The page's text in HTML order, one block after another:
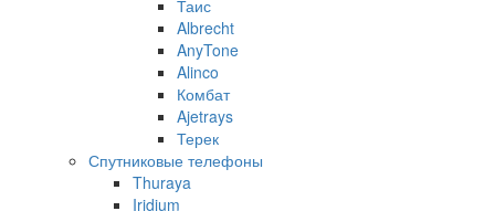
Таис
Albrecht
AnyTone
Alinco
Комбат
Ajetrays
Терек
Спутниковые телефоны
Thuraya
Iridium